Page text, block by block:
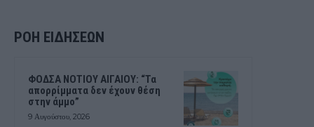
ΡΟΗ ΕΙΔΗΣΕΩΝ
ΦΟΔΣΑ ΝΟΤΙΟΥ ΑΙΓΑΙΟΥ: “Τα
απορρίμματα δεν έχουν θέση
στην άμμο”
9 Αυγούστου, 2026